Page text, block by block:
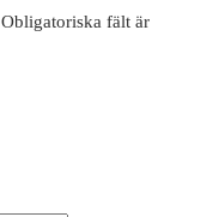
Obligatoriska fält är